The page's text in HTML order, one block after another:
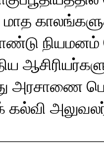
நியமனம்
அரசாணை
கல்வி